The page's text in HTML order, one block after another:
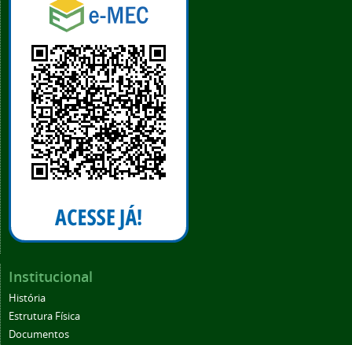
Institucional
História
Estrutura Física
Documentos